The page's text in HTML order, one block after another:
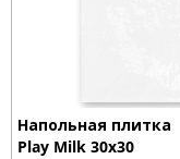
Напольная плитка
Play Milk 30x30